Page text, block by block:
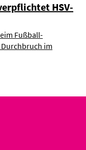
HSV-
Fußball-
im